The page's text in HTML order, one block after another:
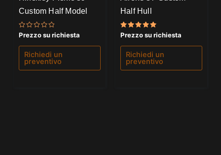
Custom Half Model
Valutato
0
su
Prezzo su richiesta
Richiedi un
preventivo
Half Hull
Valutato
5.00
su 5
Prezzo su richiesta
Richiedi un
preventivo